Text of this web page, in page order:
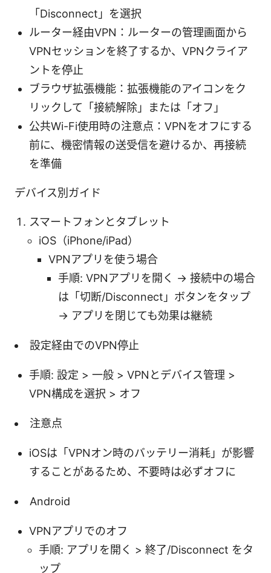
「Disconnect」を選択
ルーター経由VPN：ルーターの管理画面から
VPNセッションを終了するか、VPNクライア
ントを停止
ブラウザ拡張機能：拡張機能のアイコンをク
リックして「接続解除」または「オフ」
公共Wi-Fi使用時の注意点：VPNをオフにする
前に、機密情報の送受信を避けるか、再接続
を準備
デバイス別ガイド
スマートフォンとタブレット
iOS（iPhone/iPad）
VPNアプリを使う場合
手順: VPNアプリを開く -> 接続中の場合
は「切断/Disconnect」ボタンをタップ
-> アプリを閉じても効果は継続
設定経由でのVPN停止
手順: 設定 > 一般 > VPNとデバイス管理 >
VPN構成を選択 > オフ
注意点
iOSは「VPNオン時のバッテリー消耗」が影響
することがあるため、不要時は必ずオフに
Android
VPNアプリでのオフ
手順: アプリを開く > 終了/Disconnect をタ
ップ